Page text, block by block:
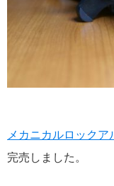
メカニカルロック
完売しました。